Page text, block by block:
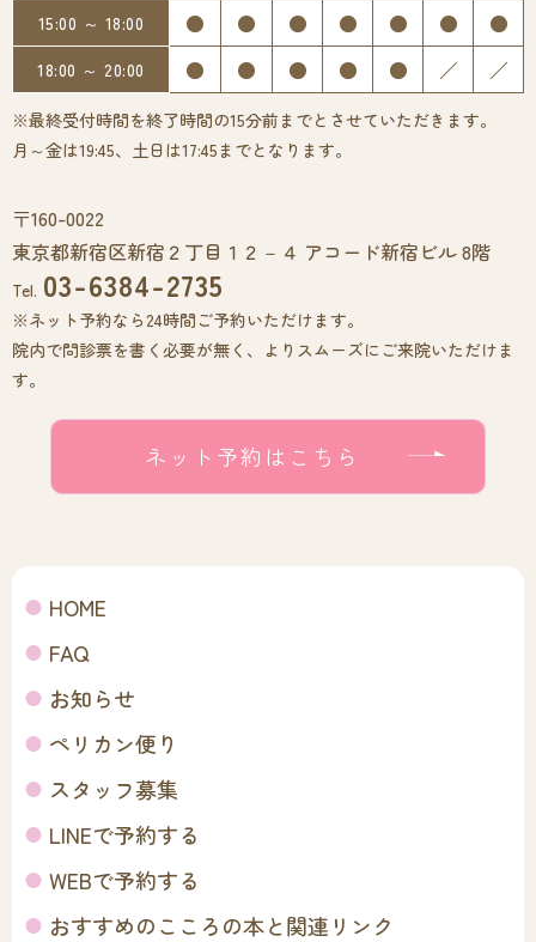
15:00 ～ 18:00 ● ● ● ● ● ● ●
18:00 ～ 20:00 ● ● ● ● ● ／ ／
※最終受付時間を終了時間の15分前までとさせていただきます。
月～金は19:45、土日は17:45までとなります。
〒160-0022
東京都新宿区新宿２丁目１２－４ アコード新宿ビル 8階
Tel. 03-6384-2735
※ネット予約なら24時間ご予約いただけます。
院内で問診票を書く必要が無く、よりスムーズにご来院いただけま
す。
ネット予約はこちら
HOME
FAQ
お知らせ
ペリカン便り
スタッフ募集
LINEで予約する
WEBで予約する
おすすめのこころの本と関連リンク